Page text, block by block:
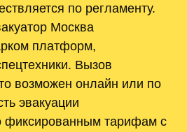
по регламенту.
Москва
платформ,
Вызов
возможен онлайн или по
эвакуации
фиксированным тарифам с